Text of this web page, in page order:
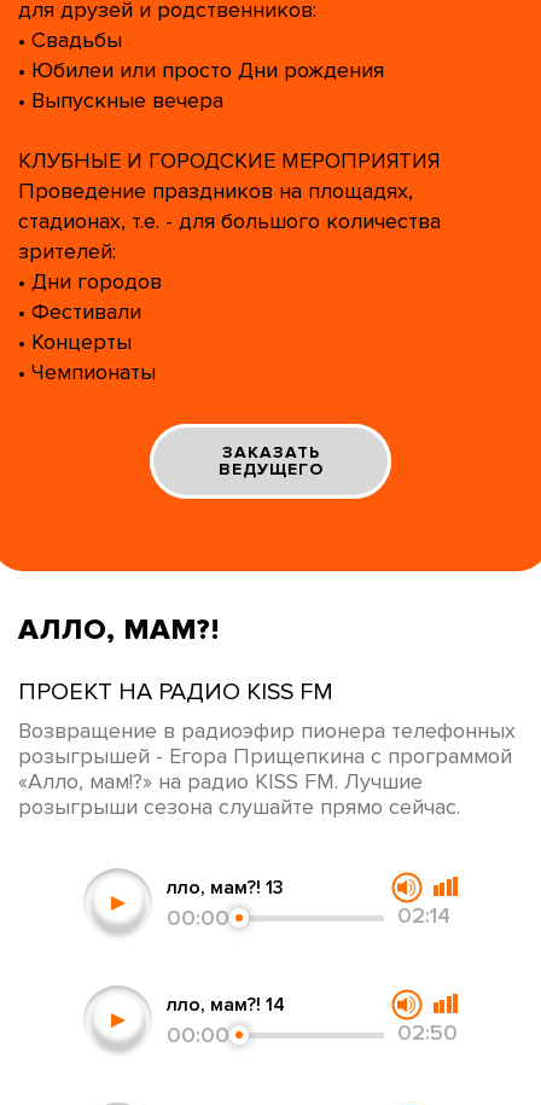
для друзей и родственников:
• Свадьбы
• Юбилеи или просто Дни рождения
• Выпускные вечера
КЛУБНЫЕ И ГОРОДСКИЕ МЕРОПРИЯТИЯ
Проведение праздников на площадях,
стадионах, т.е. - для большого количества
зрителей:
• Дни городов
• Фестивали
• Концерты
• Чемпионаты
ЗАКАЗАТЬ
ВЕДУЩЕГО
АЛЛО, МАМ?!
ПРОЕКТ НА РАДИО KISS FM
Возвращение в радиоэфир пионера телефонных
розыгрышей - Егора Прищепкина с программой
«Алло, мам!?» на радио KISS FM. Лучшие
розыгрыши сезона слушайте прямо сейчас.
Алло, мам?! 13
00:00 02:14
Алло, мам?! 14
00:00 02:50